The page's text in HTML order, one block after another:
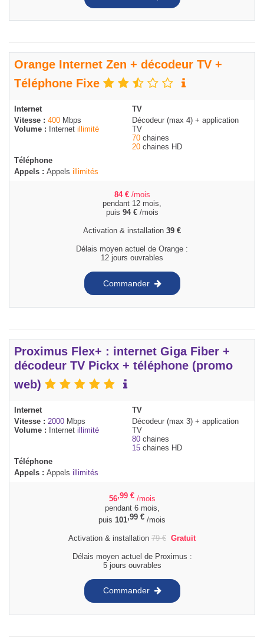
Orange Internet Zen + décodeur TV +
Téléphone Fixe
Internet
Vitesse : 400 Mbps
Volume :
Internet illimité
TV
Décodeur (max 4) + application
TV
70 chaines
20 chaines HD
Téléphone
Appels : Appels illimités
84 € /mois
pendant 12 mois,
puis 94 €/mois
Activation & installation 39 €
Délais moyen actuel de Orange :
12 jours ouvrables
Commander
Proximus Flex+ : internet Giga Fiber +
décodeur TV Pickx + téléphone (promo
web)
Internet
Vitesse : 2000 Mbps
Volume :
Internet illimité
TV
Décodeur (max 3) + application
TV
80 chaines
15 chaines HD
Téléphone
Appels : Appels illimités
56,99 € /mois
pendant 6 mois,
puis 101,99 € /mois
Activation & installation 79€ Gratuit
Délais moyen actuel de Proximus :
5 jours ouvrables
Commander